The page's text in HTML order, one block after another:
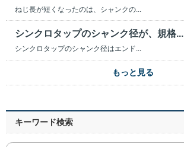
ねじ長が短くなったのは、シャンクの...
シンクロタップのシャンク径が、規格...
シンクロタップのシャンク径はエンド...
もっと見る
キーワード検索